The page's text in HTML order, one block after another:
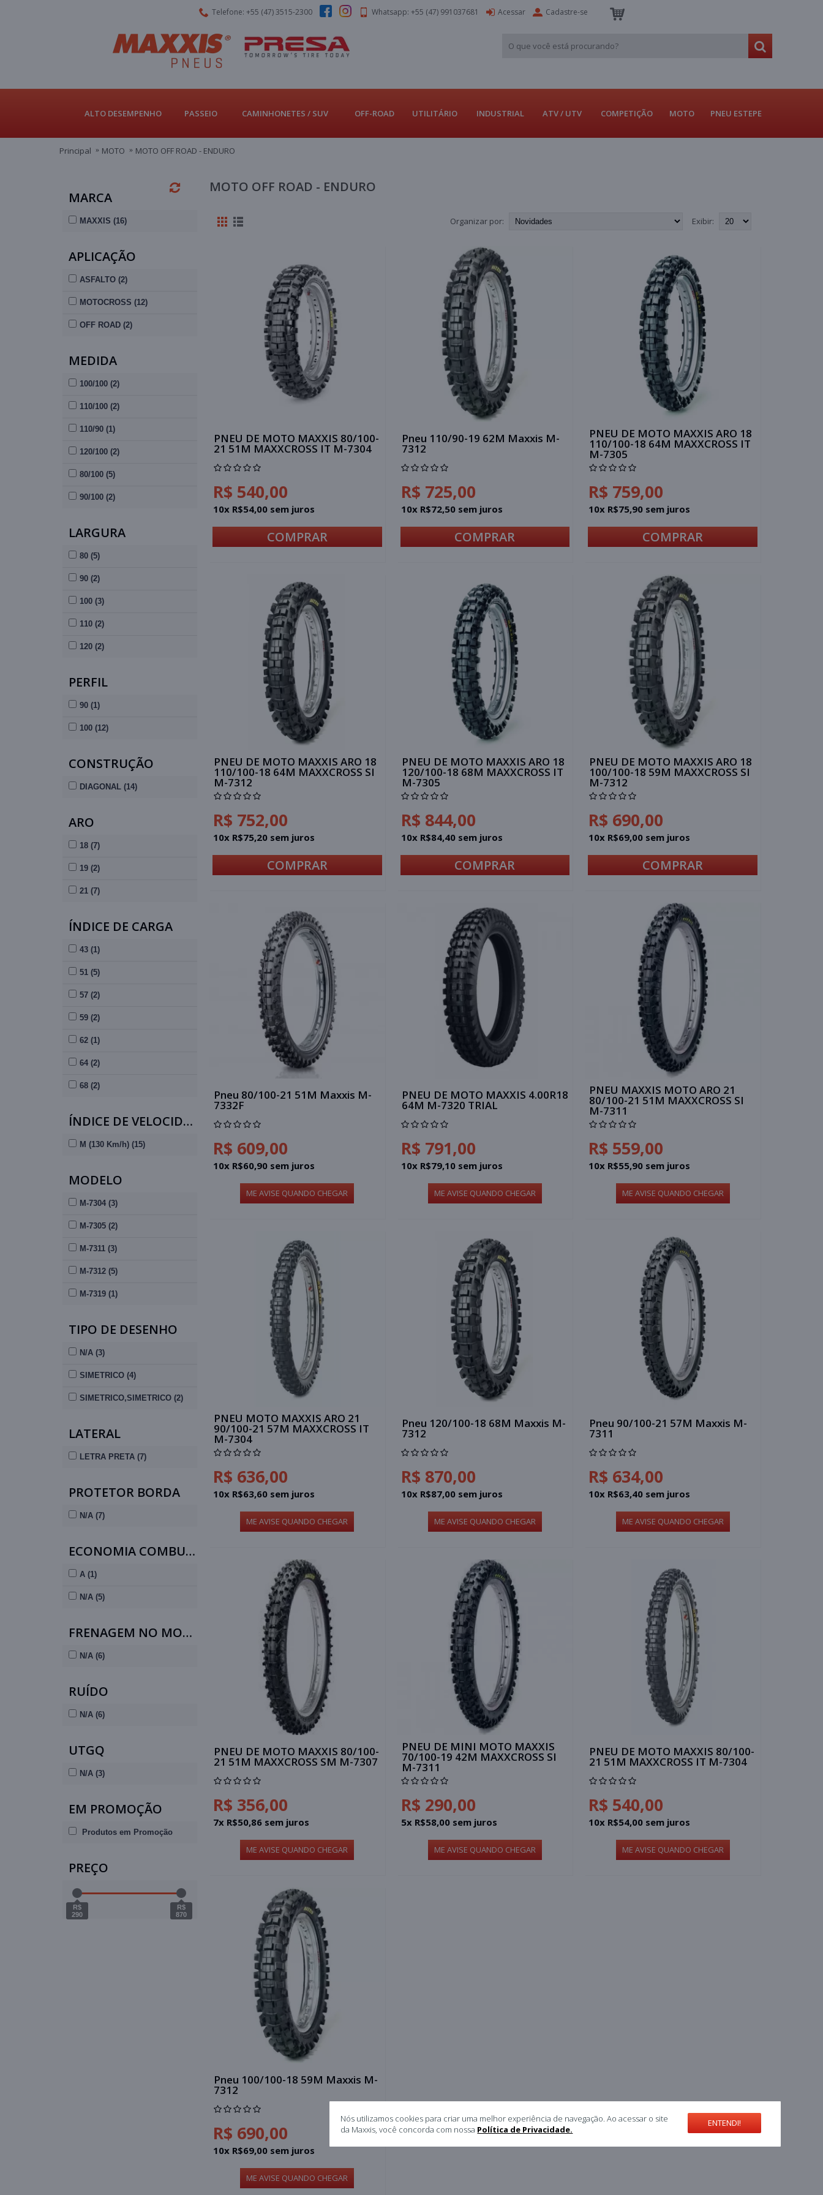
Telefone: +55 (47) 3515-2300 Whatsapp: +55 (47) 991037681 Acessar Cadastre-se
ALTO DESEMPENHO PASSEIO CAMINHONETES / SUV OFF-ROAD UTILITÁRIO INDUSTRIAL ATV / UTV COMPETIÇÃO MOTO PNEU ESTEPE
Principal MOTO MOTO OFF ROAD - ENDURO
MARCA
MAXXIS (16)
APLICAÇÃO
ASFALTO (2)
MOTOCROSS (12)
OFF ROAD (2)
MEDIDA
100/100 (2)
110/100 (2)
110/90 (1)
120/100 (2)
80/100 (5)
90/100 (2)
LARGURA
80 (5)
90 (2)
100 (3)
110 (2)
120 (2)
PERFIL
90 (1)
100 (12)
CONSTRUÇÃO
DIAGONAL (14)
ARO
18 (7)
19 (2)
21 (7)
ÍNDICE DE CARGA
43 (1)
51 (5)
57 (2)
59 (2)
62 (1)
64 (2)
68 (2)
ÍNDICE DE VELOCIDADE
M (130 Km/h) (15)
MODELO
M-7304 (3)
M-7305 (2)
M-7311 (3)
M-7312 (5)
M-7319 (1)
TIPO DE DESENHO
N/A (3)
SIMETRICO (4)
SIMETRICO,SIMETRICO (2)
LATERAL
LETRA PRETA (7)
PROTETOR BORDA
N/A (7)
ECONOMIA COMBUSTÍVEL
A (1)
N/A (5)
FRENAGEM NO MOLHADO
N/A (6)
RUÍDO
N/A (6)
UTGQ
N/A (3)
EM PROMOÇÃO
Produtos em Promoção
PREÇO
R$
290
R$
870
MOTO OFF ROAD - ENDURO
Exibir:
Organizar por:
PNEU DE MOTO MAXXIS 80/100-
21 51M MAXXCROSS IT M-7304
R$ 540,00
10x R$54,00 sem juros
COMPRAR
Pneu 110/90-19 62M Maxxis M-
7312
R$ 725,00
10x R$72,50 sem juros
COMPRAR
PNEU DE MOTO MAXXIS ARO 18
110/100-18 64M MAXXCROSS IT
M-7305
R$ 759,00
10x R$75,90 sem juros
COMPRAR
PNEU DE MOTO MAXXIS ARO 18
110/100-18 64M MAXXCROSS SI
M-7312
R$ 752,00
10x R$75,20 sem juros
COMPRAR
PNEU DE MOTO MAXXIS ARO 18
120/100-18 68M MAXXCROSS IT
M-7305
R$ 844,00
10x R$84,40 sem juros
COMPRAR
PNEU DE MOTO MAXXIS ARO 18
100/100-18 59M MAXXCROSS SI
M-7312
R$ 690,00
10x R$69,00 sem juros
COMPRAR
Pneu 80/100-21 51M Maxxis M-
7332F
R$ 609,00
10x R$60,90 sem juros
ME AVISE QUANDO CHEGAR
PNEU DE MOTO MAXXIS 4.00R18
64M M-7320 TRIAL
R$ 791,00
10x R$79,10 sem juros
ME AVISE QUANDO CHEGAR
PNEU MAXXIS MOTO ARO 21
80/100-21 51M MAXXCROSS SI
M-7311
R$ 559,00
10x R$55,90 sem juros
ME AVISE QUANDO CHEGAR
PNEU MOTO MAXXIS ARO 21
90/100-21 57M MAXXCROSS IT
M-7304
R$ 636,00
10x R$63,60 sem juros
ME AVISE QUANDO CHEGAR
Pneu 120/100-18 68M Maxxis M-
7312
R$ 870,00
10x R$87,00 sem juros
ME AVISE QUANDO CHEGAR
Pneu 90/100-21 57M Maxxis M-
7311
R$ 634,00
10x R$63,40 sem juros
ME AVISE QUANDO CHEGAR
PNEU DE MOTO MAXXIS 80/100-
21 51M MAXXCROSS SM M-7307
R$ 356,00
7x R$50,86 sem juros
ME AVISE QUANDO CHEGAR
PNEU DE MINI MOTO MAXXIS
70/100-19 42M MAXXCROSS SI
M-7311
R$ 290,00
5x R$58,00 sem juros
ME AVISE QUANDO CHEGAR
PNEU DE MOTO MAXXIS 80/100-
21 51M MAXXCROSS IT M-7304
R$ 540,00
10x R$54,00 sem juros
ME AVISE QUANDO CHEGAR
Pneu 100/100-18 59M Maxxis M-
7312
R$ 690,00
10x R$69,00 sem juros
ME AVISE QUANDO CHEGAR
Nós utilizamos cookies para criar uma melhor experiência de navegação. Ao acessar o site
da Maxxis, você concorda com nossa Política de Privacidade.
ENTENDI!